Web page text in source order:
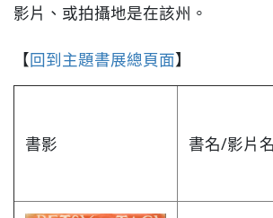
影片、或拍攝地是在該州。
【回到主題書展總頁面】
書影 書名/影片名